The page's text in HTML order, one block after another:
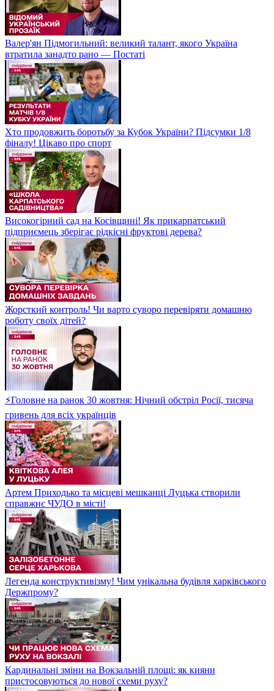
Валер'ян Підмогильний: великий талант, якого Україна
втратила занадто рано — Постаті
Хто продовжить боротьбу за Кубок України? Підсумки 1/8
фіналу! Цікаво про спорт
Високогірний сад на Косівщині! Як прикарпатський
підприємець зберігає рідкісні фруктові дерева?
Жорсткий контроль! Чи варто суворо перевіряти домашню
роботу своїх дітей?
⚡Головне на ранок 30 жовтня: Нічний обстріл Росії, тисяча
гривень для всіх українців
Артем Приходько та місцеві мешканці Луцька створили
справжнє ЧУДО в місті!
Легенда конструктивізму! Чим унікальна будівля харківського
Держпрому?
Кардинальні зміни на Вокзальній площі: як кияни
пристосовуються до нової схеми руху?